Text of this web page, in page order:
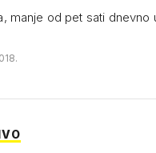
manje od pet sati